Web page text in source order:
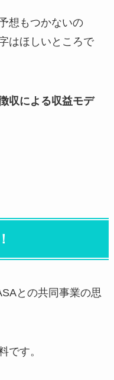
想もつかないの
はほしいところで
収による収益モデ
との共同事業の思
です。